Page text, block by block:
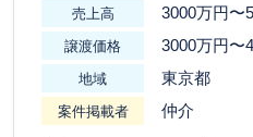
売上高 3000万円〜
譲渡価格 3000万円〜
地域 東京都
案件掲載者 仲介